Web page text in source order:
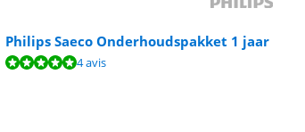
Philips Saeco Onderhoudspakket 1 jaar
4 avis